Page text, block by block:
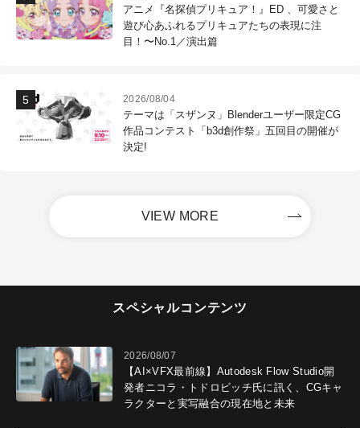
アニメ『名探偵プリキュア！』ED 、可愛さと
遊び心あふれるプリキュアたちの表現に注
目！〜No.1／演出篇
2026/08/04
テーマは「スザンヌ」Blenderユーザー限定CG
作品コンテスト「b3d創作祭」五回目の開催が
決定!
VIEW MORE
スペシャルコンテンツ
2026/08/07
【AI×VFX最前線】Autodesk Flow Studio開
発者ニコラ・トドロビッチ氏に訊く、CGキャ
ラクターと実写融合の現在地と未来